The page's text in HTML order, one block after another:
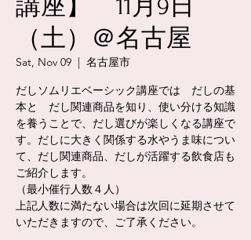
講座】 11月9日
（土）＠名古屋
Sat, Nov 09
  |
名古屋市
だしソムリエベーシック講座では だしの基
本と だし関連商品を知り、使い分ける知識
を養うことで、だし選びが楽しくなる講座で
す。だしに大きく関係する水やうま味につい
て、だし関連商品、だしが活躍する飲食店も
ご紹介します。
（最小催行人数４人）
上記人数に満たない場合は次回に延期させて
いただきますので、ご了承ください。